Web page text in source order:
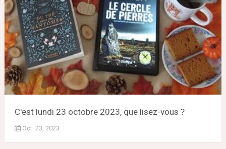
C'est lundi 23 octobre 2023, que lisez-vous ?
Oct. 23, 2023